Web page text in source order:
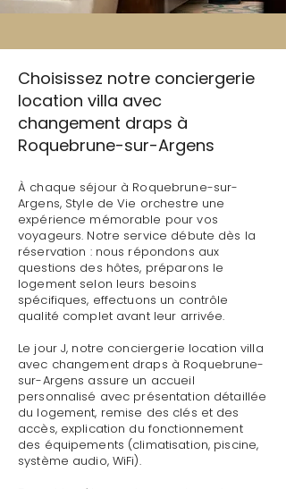
Choisissez notre conciergerie
location villa avec
changement draps à
Roquebrune-sur-Argens
À chaque séjour à Roquebrune-sur-
Argens, Style de Vie orchestre une
expérience mémorable pour vos
voyageurs. Notre service débute dès la
réservation : nous répondons aux
questions des hôtes, préparons le
logement selon leurs besoins
spécifiques, effectuons un contrôle
qualité complet avant leur arrivée.
Le jour J, notre conciergerie location villa
avec changement draps à Roquebrune-
sur-Argens assure un accueil
personnalisé avec présentation détaillée
du logement, remise des clés et des
accès, explication du fonctionnement
des équipements (climatisation, piscine,
système audio, WiFi).